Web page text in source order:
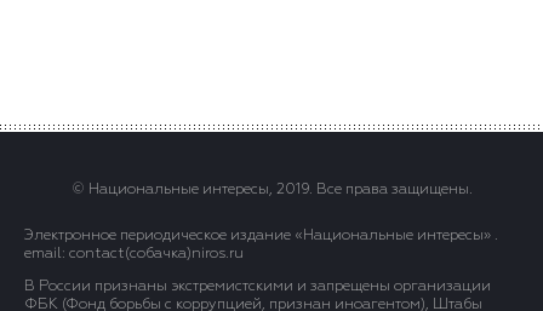
© Национальные интересы, 2019. Все права защищены.
Электронное периодическое издание «Национальные интересы» .
email: contact(сoбaчка)niros.ru
В России признаны экстремистскими и запрещены организации
ФБК (Фонд борьбы с коррупцией, признан иноагентом), Штабы